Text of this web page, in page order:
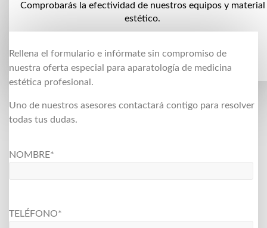
Comprobarás la efectividad de nuestros equipos y material
estético.
Rellena el formulario e infórmate sin compromiso de
nuestra oferta especial para aparatología de medicina
estética profesional.
Uno de nuestros asesores contactará contigo para resolver
todas tus dudas.
NOMBRE*
TELÉFONO*